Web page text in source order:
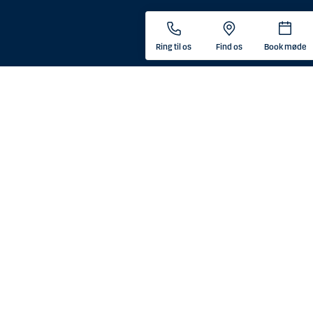
konto, som forvaltes af en mægler eller anden person med et
Ring til os Find os Book møde